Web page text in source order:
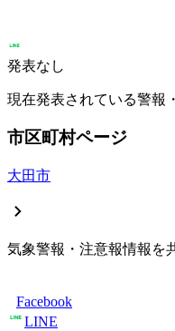
発表なし
現在発表されている警報
市区町村ページ
大田市
気象警報・注意報情報を
Facebook
LINE